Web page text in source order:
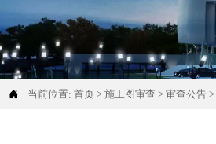
 当前位置: 首页 > 施工图审查 > 审查公告 >